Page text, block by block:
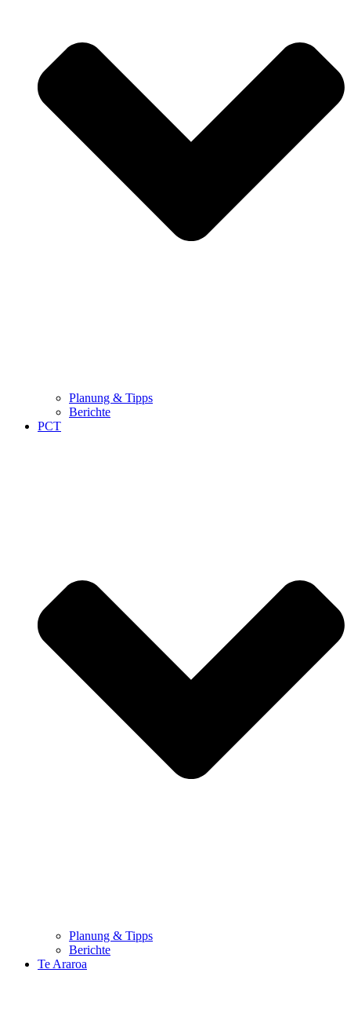
Planung & Tipps
Berichte
PCT
Planung & Tipps
Berichte
Te Araroa